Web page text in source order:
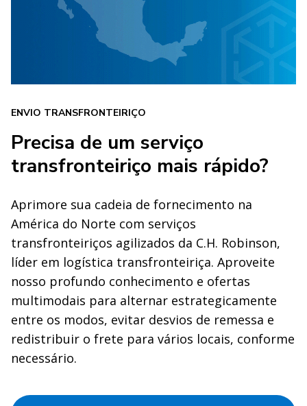
ENVIO TRANSFRONTEIRIÇO
Precisa de um serviço
transfronteiriço mais rápido?
Aprimore sua cadeia de fornecimento na
América do Norte com serviços
transfronteiriços agilizados da C.H. Robinson,
líder em logística transfronteiriça. Aproveite
nosso profundo conhecimento e ofertas
multimodais para alternar estrategicamente
entre os modos, evitar desvios de remessa e
redistribuir o frete para vários locais, conforme
necessário.